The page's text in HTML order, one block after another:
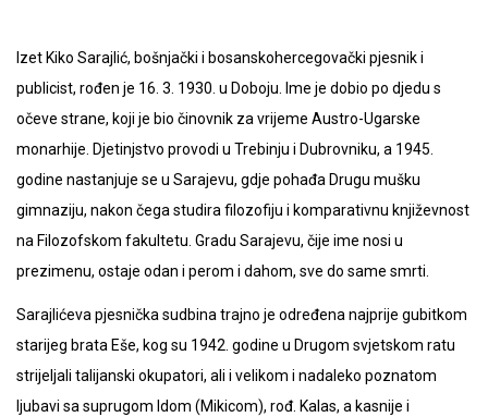
Izet Kiko Sarajlić, bošnjački i bosanskohercegovački pjesnik i
publicist, rođen je 16. 3. 1930. u Doboju. Ime je dobio po djedu s
očeve strane, koji je bio činovnik za vrijeme Austro-Ugarske
monarhije. Djetinjstvo provodi u Trebinju i Dubrovniku, a 1945.
godine nastanjuje se u Sarajevu, gdje pohađa Drugu mušku
gimnaziju, nakon čega studira filozofiju i komparativnu književnost
na Filozofskom fakultetu. Gradu Sarajevu, čije ime nosi u
prezimenu, ostaje odan i perom i dahom, sve do same smrti.
Sarajlićeva pjesnička sudbina trajno je određena najprije gubitkom
starijeg brata Eše, kog su 1942. godine u Drugom svjetskom ratu
strijeljali talijanski okupatori, ali i velikom i nadaleko poznatom
ljubavi sa suprugom Idom (Mikicom), rođ. Kalas, a kasnije i